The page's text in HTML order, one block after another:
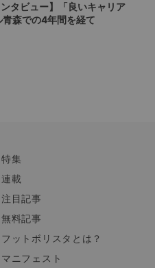
タビュー】「良いキャリア
森での4年間を経て
特集
連載
注目記事
無料記事
フットボリスタとは？
マニフェスト